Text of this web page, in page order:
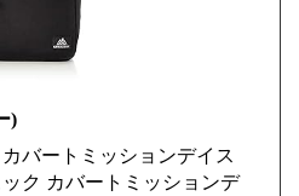
)
バートミッションデイス
ク カバートミッションデ